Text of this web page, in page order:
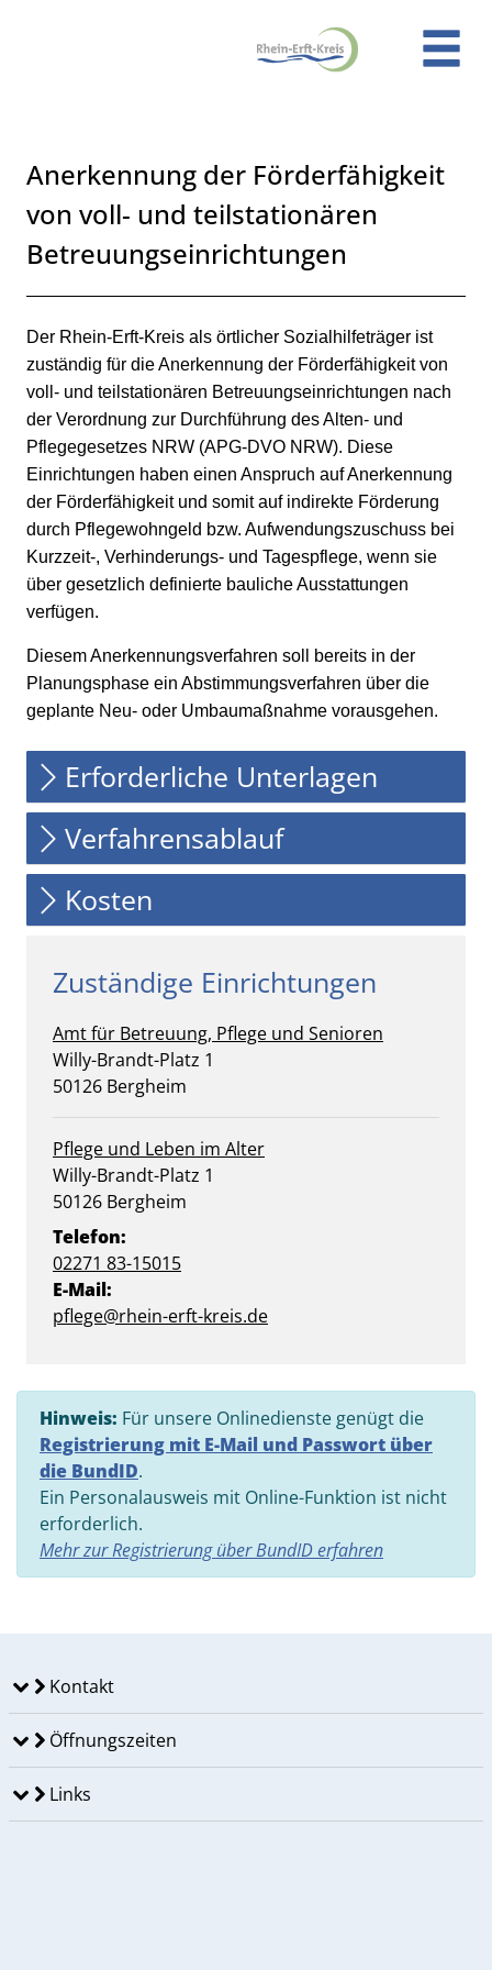
Anerkennung der Förderfähigkeit
von voll- und teilstationären
Betreuungseinrichtungen
Beschreibung
Der Rhein-Erft-Kreis als örtlicher Sozialhilfeträger ist
zuständig für die Anerkennung der Förderfähigkeit von
voll- und teilstationären Betreuungseinrichtungen nach
der Verordnung zur Durchführung des Alten- und
Pflegegesetzes NRW (APG-DVO NRW). Diese
Einrichtungen haben einen Anspruch auf Anerkennung
der Förderfähigkeit und somit auf indirekte Förderung
durch Pflegewohngeld bzw. Aufwendungszuschuss bei
Kurzzeit-, Verhinderungs- und Tagespflege, wenn sie
über gesetzlich definierte bauliche Ausstattungen
verfügen.
Diesem Anerkennungsverfahren soll bereits in der
Planungsphase ein Abstimmungsverfahren über die
geplante Neu- oder Umbaumaßnahme vorausgehen.
Erforderliche Unterlagen
Verfahrensablauf
Kosten
Zuständige Einrichtungen
Amt für Betreuung, Pflege und Senioren
Straße:
Willy-Brandt-Platz Hausnummer:
1
PLZ:
50126 Ort:
Bergheim
Pflege und Leben im Alter
Straße:
Willy-Brandt-Platz Hausnummer:
1
PLZ:
50126 Ort:
Bergheim
Telefon:
02271 83-15015
E-Mail:
pflege@rhein-erft-kreis.de
Hinweis: Für unsere Onlinedienste genügt die
Registrierung mit E-Mail und Passwort über
die BundID.
Ein Personalausweis mit Online-Funktion ist nicht
erforderlich.
Mehr zur Registrierung über BundID erfahren
Kontakt
Öffnungszeiten
Links